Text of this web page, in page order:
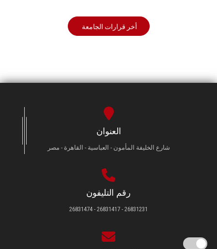
أخر قرارات الجامعة
العنوان
شارع الخليفة المأمون - العباسية - القاهرة - مصر
رقم التليفون
26831231 - 26831417 - 26831474